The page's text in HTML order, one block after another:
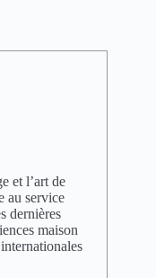
et l’art de
au service
dernières
maison